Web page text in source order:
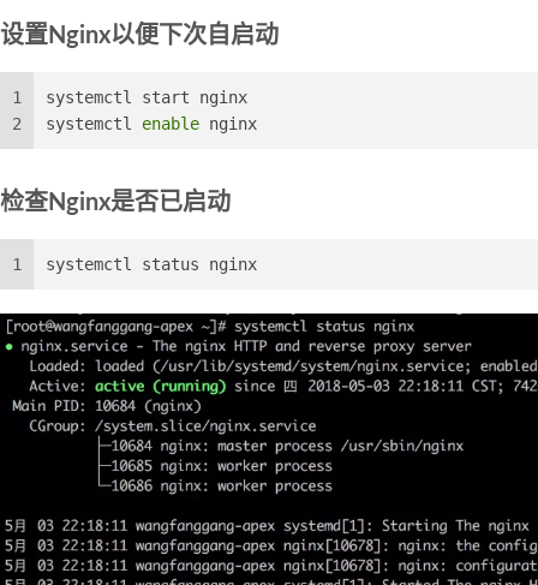
设置Nginx以便下次自启动
1
2
systemctl start nginx
systemctl enable nginx
检查Nginx是否已启动
1 systemctl status nginx